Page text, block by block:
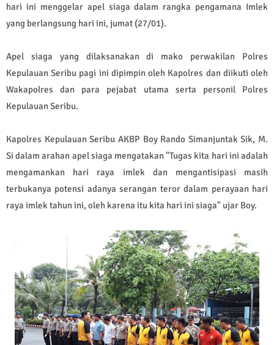
hari ini menggelar apel siaga dalam rangka pengamana Imlek
yang berlangsung hari ini, jumat (27/01).
Apel siaga yang dilaksanakan di mako perwakilan Polres
Kepulauan Seribu pagi ini dipimpin oleh Kapolres dan diikuti oleh
Wakapolres dan para pejabat utama serta personil Polres
Kepulauan Seribu.
Kapolres Kepulauan Seribu AKBP Boy Rando Simanjuntak Sik, M.
Si dalam arahan apel siaga mengatakan "Tugas kita hari ini adalah
mengamankan hari raya imlek dan mengantisipasi masih
terbukanya potensi adanya serangan teror dalam perayaan hari
raya imlek tahun ini, oleh karena itu kita hari ini siaga" ujar Boy.